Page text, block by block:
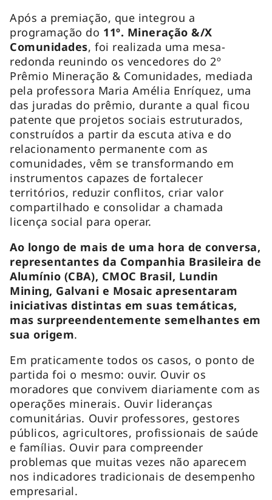
Após a premiação, que integrou a
programação do 11º. Mineração &/X
Comunidades, foi realizada uma mesa-
redonda reunindo os vencedores do 2º
Prêmio Mineração & Comunidades, mediada
pela professora Maria Amélia Enríquez, uma
das juradas do prêmio, durante a qual ficou
patente que projetos sociais estruturados,
construídos a partir da escuta ativa e do
relacionamento permanente com as
comunidades, vêm se transformando em
instrumentos capazes de fortalecer
territórios, reduzir conflitos, criar valor
compartilhado e consolidar a chamada
licença social para operar.
Ao longo de mais de uma hora de conversa,
representantes da Companhia Brasileira de
Alumínio (CBA), CMOC Brasil, Lundin
Mining, Galvani e Mosaic apresentaram
iniciativas distintas em suas temáticas,
mas surpreendentemente semelhantes em
sua origem.
Em praticamente todos os casos, o ponto de
partida foi o mesmo: ouvir. Ouvir os
moradores que convivem diariamente com as
operações minerais. Ouvir lideranças
comunitárias. Ouvir professores, gestores
públicos, agricultores, profissionais de saúde
e famílias. Ouvir para compreender
problemas que muitas vezes não aparecem
nos indicadores tradicionais de desempenho
empresarial.